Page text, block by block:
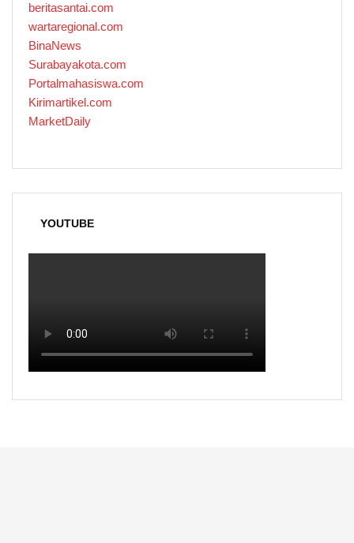
beritasantai.com
wartaregional.com
BinaNews
Surabayakota.com
Portalmahasiswa.com
Kirimartikel.com
MarketDaily
YOUTUBE